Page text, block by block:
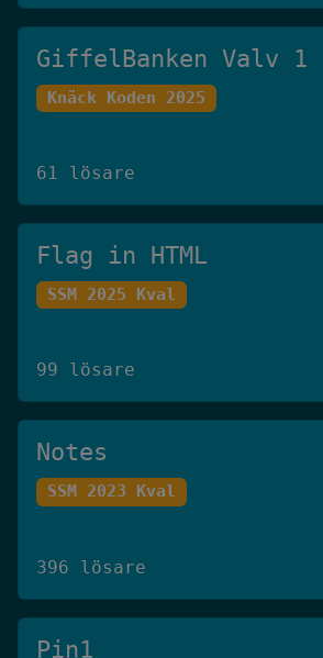
GiffelBanken Valv 1
Knäck Koden 2025
61 lösare
Flag in HTML
SSM 2025 Kval
99 lösare
Notes
SSM 2023 Kval
396 lösare
Pin1